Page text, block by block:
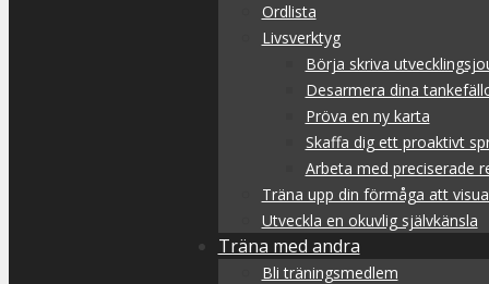
Ordlista
Livsverktyg
Börja skriva
Desarmera dina
Pröva en ny karta
Skaffa dig ett proaktivt
Arbeta med preciserade
Träna upp din förmåga att
Utveckla en okuvlig självkänsla
Träna med andra
Bli träningsmedlem